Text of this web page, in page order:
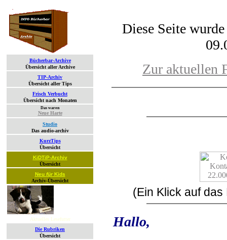
Bücherbar-Archive
Übersicht aller Archive
TIP-Archiv
Übersicht aller Tips
Frisch Verbucht
Übersicht nach Monaten
Das waren
Neue Harte
Studio
Das audio-archiv
KurzTips
Übersicht
KiDTiP-Archiv
Übersicht
Neu fürKids
Archiv-Übersicht
Aktuelles Lesefutter
Die Rubriken
Übersicht
Diese Seite
Zur aktuellen
(Ein Klick auf
Hallo,